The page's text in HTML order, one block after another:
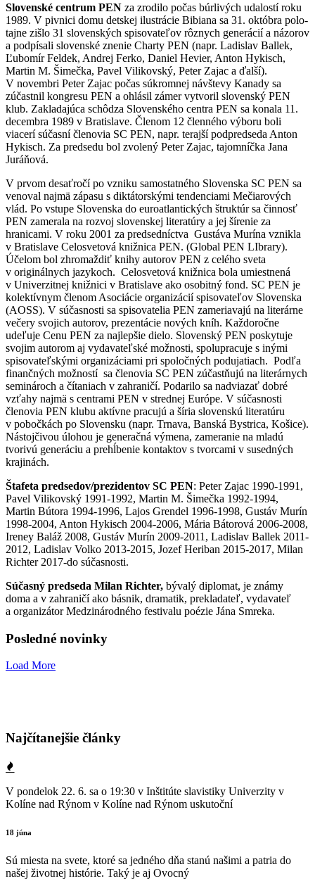
Slovenské centrum PEN za zrodilo počas búrlivých udalostí roku
1989. V pivnici domu detskej ilustrácie Bibiana sa 31. októbra polo-
tajne zišlo 31 slovenských spisovateľov rôznych generácií a názorov
a podpísali slovenské znenie Charty PEN (napr. Ladislav Ballek,
Ľubomír Feldek, Andrej Ferko, Daniel Hevier, Anton Hykisch,
Martin M. Šimečka, Pavel Vilikovský, Peter Zajac a ďalší).
V novembri Peter Zajac počas súkromnej návštevy Kanady sa
zúčastnil kongresu PEN a ohlásil zámer vytvoril slovenský PEN
klub. Zakladajúca schôdza Slovenského centra PEN sa konala 11.
decembra 1989 v Bratislave. Členom 12 členného výboru boli
viacerí súčasní členovia SC PEN, napr. terajší podpredseda Anton
Hykisch. Za predsedu bol zvolený Peter Zajac, tajomníčka Jana
Juráňová.
V prvom desaťročí po vzniku samostatného Slovenska SC PEN sa
venoval najmä zápasu s diktátorskými tendenciami Mečiarových
vlád. Po vstupe Slovenska do euroatlantických štruktúr sa činnosť
PEN zamerala na rozvoj slovenskej literatúry a jej šírenie za
hranicami. V roku 2001 za predsedníctva Gustáva Murína vznikla
v Bratislave Celosvetová knižnica PEN. (Global PEN LIbrary).
Účelom bol zhromaždiť knihy autorov PEN z celého sveta
v originálnych jazykoch. Celosvetová knižnica bola umiestnená
v Univerzitnej knižnici v Bratislave ako osobitný fond. SC PEN je
kolektívnym členom Asociácie organizácií spisovateľov Slovenska
(AOSS). V súčasnosti sa spisovatelia PEN zameriavajú na literárne
večery svojich autorov, prezentácie nových kníh. Každoročne
udeľuje Cenu PEN za najlepšie dielo. Slovenský PEN poskytuje
svojim autorom aj vydavateľské možnosti, spolupracuje s inými
spisovateľskými organizáciami pri spoločných podujatiach. Podľa
finančných možností sa členovia SC PEN zúčastňujú na literárnych
seminároch a čítaniach v zahraničí. Podarilo sa nadviazať dobré
vzťahy najmä s centrami PEN v strednej Európe. V súčasnosti
členovia PEN klubu aktívne pracujú a šíria slovenskú literatúru
v pobočkách po Slovensku (napr. Trnava, Banská Bystrica, Košice).
Nástojčivou úlohou je generačná výmena, zameranie na mladú
tvorivú generáciu a prehĺbenie kontaktov s tvorcami v susedných
krajinách.
Štafeta predsedov/prezidentov SC PEN: Peter Zajac 1990-1991,
Pavel Vilikovský 1991-1992, Martin M. Šimečka 1992-1994,
Martin Bútora 1994-1996, Lajos Grendel 1996-1998, Gustáv Murín
1998-2004, Anton Hykisch 2004-2006, Mária Bátorová 2006-2008,
Ireney Baláž 2008, Gustáv Murín 2009-2011, Ladislav Ballek 2011-
2012, Ladislav Volko 2013-2015, Jozef Heriban 2015-2017, Milan
Richter 2017-do súčasnosti.
Súčasný predseda Milan Richter, bývalý diplomat, je známy
doma a v zahraničí ako básnik, dramatik, prekladateľ, vydavateľ
a organizátor Medzinárodného festivalu poézie Jána Smreka.
Posledné novinky
Load More
Najčítanejšie články
V pondelok 22. 6. sa o 19:30 v Inštitúte slavistiky Univerzity v
Kolíne nad Rýnom v Kolíne nad Rýnom uskutoční
18 júna
Sú miesta na svete, ktoré sa jedného dňa stanú našimi a patria do
našej životnej histórie. Taký je aj Ovocný